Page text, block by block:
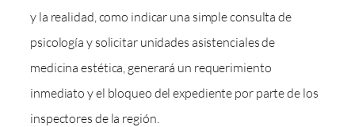
y la realidad, como indicar una simple consulta de
psicología y solicitar unidades asistenciales de
medicina estética, generará un requerimiento
inmediato y el bloqueo del expediente por parte de los
inspectores de la región.